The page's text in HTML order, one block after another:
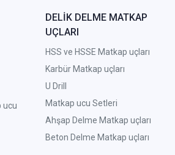
ucu
DELİK DELME MATKAP
UÇLARI
HSS ve HSSE Matkap uçları
Karbür Matkap uçları
U Drill
Matkap ucu Setleri
Ahşap Delme Matkap uçları
Beton Delme Matkap uçları